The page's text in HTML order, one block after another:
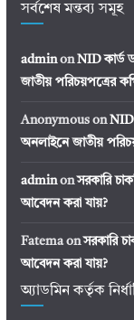
সর্বশেষ মন্তব্য সমূহ
adminon NID কার্ড
জাতীয় পরিচয়পত্রের
Anonymouson NID
অনলাইনে জাতীয়
adminonসরকারি
আবেদন করা যায়?
Fatemaonসরকারি
আবেদন করা যায়?
অ্যাডমিন কর্তৃক